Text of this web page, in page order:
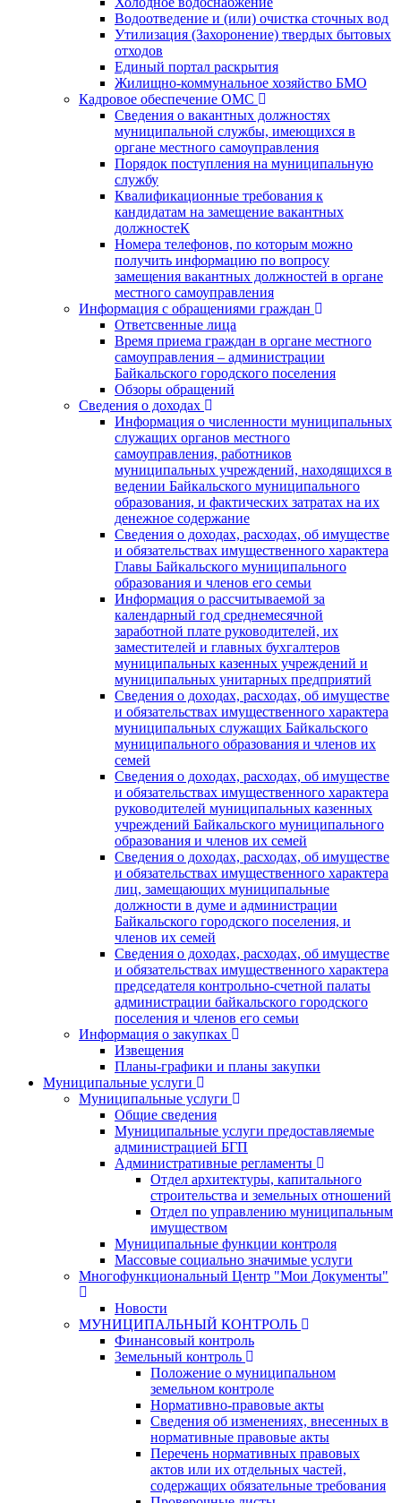
Водоотведение и (или) очистка сточных вод
Утилизация (Захоронение) твердых бытовых
отходов
Единый портал раскрытия
Жилищно-коммунальное хозяйство БМО
Кадровое обеспечение ОМС
Сведения о вакантных должностях
муниципальной службы, имеющихся в
органе местного самоуправления
Порядок поступления на муниципальную
службу
Квалификационные требования к
кандидатам на замещение вакантных
должностеК
Номера телефонов, по которым можно
получить информацию по вопросу
замещения вакантных должностей в органе
местного самоуправления
Информация с обращениями граждан
Ответсвенные лица
Время приема граждан в органе местного
самоуправления – администрации
Байкальского городского поселения
Обзоры обращений
Сведения о доходах
Информация о численности муниципальных
служащих органов местного
самоуправления, работников
муниципальных учреждений, находящихся в
ведении Байкальского муниципального
образования, и фактических затратах на их
денежное содержание
Сведения о доходах, расходах, об имуществе
и обязательствах имущественного характера
Главы Байкальского муниципального
образования и членов его семьи
Информация о рассчитываемой за
календарный год среднемесячной
заработной плате руководителей, их
заместителей и главных бухгалтеров
муниципальных казенных учреждений и
муниципальных унитарных предприятий
Сведения о доходах, расходах, об имуществе
и обязательствах имущественного характера
муниципальных служащих Байкальского
муниципального образования и членов их
семей
Сведения о доходах, расходах, об имуществе
и обязательствах имущественного характера
руководителей муниципальных казенных
учреждений Байкальского муниципального
образования и членов их семей
Сведения о доходах, расходах, об имуществе
и обязательствах имущественного характера
лиц, замещающих муниципальные
должности в думе и администрации
Байкальского городского поселения, и
членов их семей
Сведения о доходах, расходах, об имуществе
и обязательствах имущественного характера
председателя контрольно-счетной палаты
администрации байкальского городского
поселения и членов его семьи
Информация о закупках
Извещения
Планы-графики и планы закупки
Муниципальные услуги
Муниципальные услуги
Общие сведения
Муниципальные услуги предоставляемые
администрацией БГП
Административные регламенты
Отдел архитектуры, капитального
строительства и земельных отношений
Отдел по управлению муниципальным
имуществом
Муниципальные функции контроля
Массовые социально значимые услуги
Многофункциональный Центр "Мои Документы"
Новости
МУНИЦИПАЛЬНЫЙ КОНТРОЛЬ
Финансовый контроль
Земельный контроль
Положение о муниципальном
земельном контроле
Нормативно-правовые акты
Сведения об изменениях, внесенных в
нормативные правовые акты
Перечень нормативных правовых
актов или их отдельных частей,
содержащих обязательные требования